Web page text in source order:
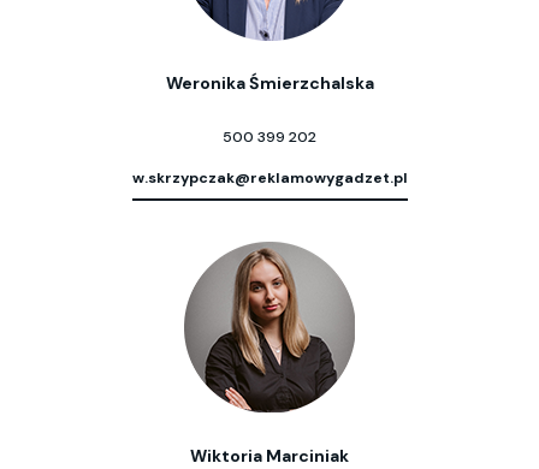
Weronika Śmierzchalska
500 399 202
w.skrzypczak@reklamowygadzet.pl
Wiktoria Marciniak